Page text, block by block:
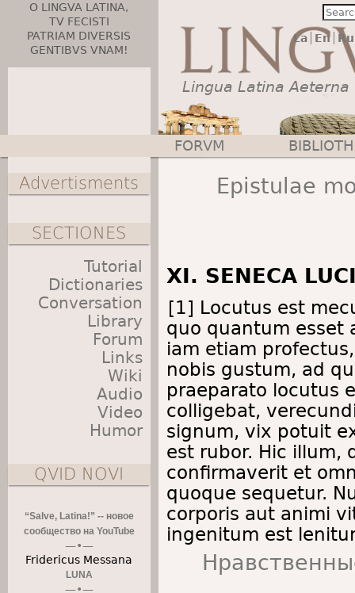
O LINGVA LATINA,
TV FECISTI
PATRIAM DIVERSIS
GENTIBVS VNAM!
La En Ru
Lingua Latina Aeterna
Epistulae
XI. SENECA
[1] Locutus est
quo quantum esset
iam etiam
nobis gustum, ad
praeparato locutus
colligebat,
signum, vix potuit
est rubor. Hic illum,
confirmaverit et
quoque sequetur.
corporis aut animi
ingenitum est
Main menu
FORVM
Advertisments
SECTIONES
Tutorial
Dictionaries
Conversation
Library
Forum
Links
Wiki
Audio
Video
Humor
QVID NOVI
“Salve, Latina!” -- новое
сообщество на YouTube
Fridericus Messana
LUNA